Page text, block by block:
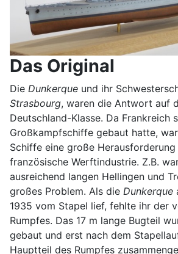
Das Original
Die Dunkerque und ihr
Strasbourg, waren die Antwort auf
Deutschland-Klasse. Da Frankreich
Großkampfschiffe gebaut hatte,
Schiffe eine große
französische Werftindustrie. Z.B.
ausreichend langen Hellingen und
großes Problem. Als die Dunkerque
1935 vom Stapel lief, fehlte ihr der
Rumpfes. Das 17 m lange Bugteil
gebaut und erst nach dem
Hauptteil des Rumpfes